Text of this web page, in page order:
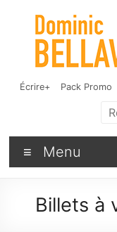
contenu
Auteur de fantasy,
Écrire+ Pack Promo
Menu
Billets à